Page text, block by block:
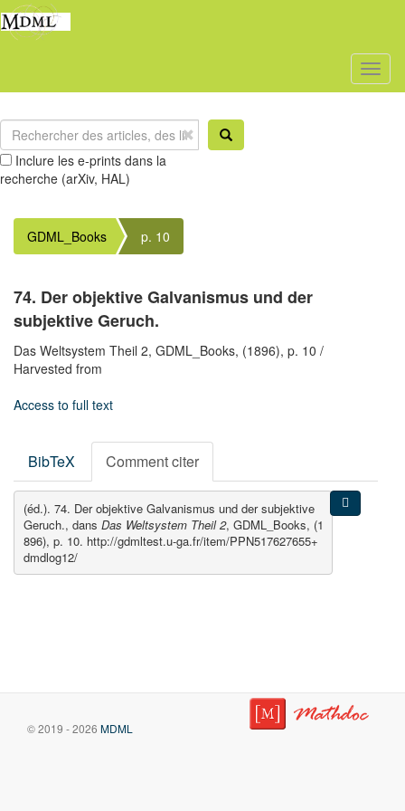
Inclure les e-prints dans la
recherche (arXiv, HAL)
GDML_Books p. 10
74. Der objektive Galvanismus und der
subjektive Geruch.
Das Weltsystem Theil 2, GDML_Books, (1896), p. 10 /
Harvested from
Access to full text
BibTeX Comment citer
(éd.). 74. Der objektive Galvanismus und der subjektive
Geruch., dans Das Weltsystem Theil 2, GDML_Books, (1
896), p. 10. http://gdmltest.u-ga.fr/item/PPN517627655+
dmdlog12/
© 2019 - 2026 MDML